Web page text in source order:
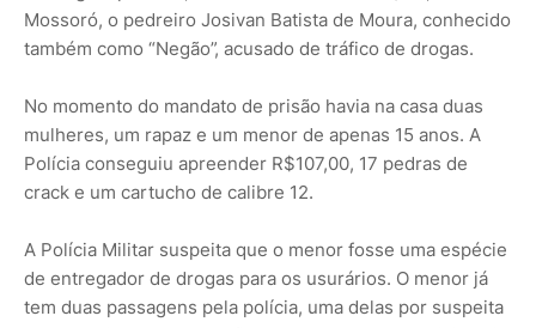
Mossoró, o pedreiro Josivan Batista de Moura, conhecido
também como “Negão”, acusado de tráfico de drogas.
No momento do mandato de prisão havia na casa duas
mulheres, um rapaz e um menor de apenas 15 anos. A
Polícia conseguiu apreender R$107,00, 17 pedras de
crack e um cartucho de calibre 12.
A Polícia Militar suspeita que o menor fosse uma espécie
de entregador de drogas para os usurários. O menor já
tem duas passagens pela polícia, uma delas por suspeita